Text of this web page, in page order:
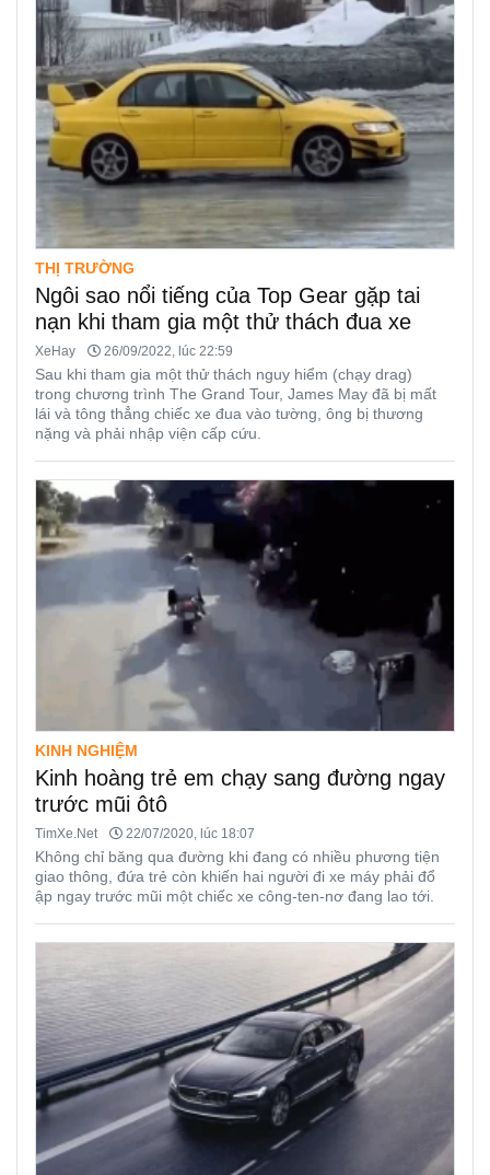
THỊ TRƯỜNG
Ngôi sao nổi tiếng của Top Gear gặp tai
nạn khi tham gia một thử thách đua xe
XeHay 26/09/2022, lúc 22:59
Sau khi tham gia một thử thách nguy hiểm (chạy drag)
trong chương trình The Grand Tour, James May đã bị mất
lái và tông thẳng chiếc xe đua vào tường, ông bị thương
nặng và phải nhập viện cấp cứu.
KINH NGHIỆM
Kinh hoàng trẻ em chạy sang đường ngay
trước mũi ôtô
TimXe.Net 22/07/2020, lúc 18:07
Không chỉ băng qua đường khi đang có nhiều phương tiện
giao thông, đứa trẻ còn khiến hai người đi xe máy phải đổ
ập ngay trước mũi một chiếc xe công-ten-nơ đang lao tới.